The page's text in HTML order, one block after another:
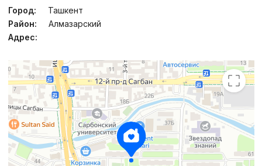
Город:
Ташкент
Район:
Алмазарский
Адрес: